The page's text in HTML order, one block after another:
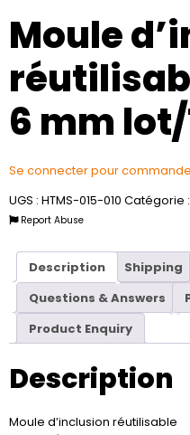
Moule
6 mm lot/
Se connecter pour
UGS : HTMS-015-010 Catégorie :
Report Abuse
Description Shipping
Questions & Answers
Product Enquiry
Description
Moule d’inclusion réutilisable